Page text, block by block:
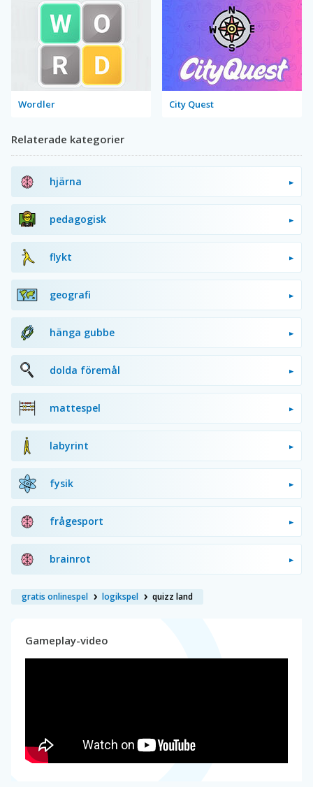
Wordler City Quest
Relaterade kategorier
hjärna
pedagogisk
flykt
geografi
hänga gubbe
dolda föremål
mattespel
labyrint
fysik
frågesport
brainrot
gratis onlinespel logikspel quizz land
Gameplay-video